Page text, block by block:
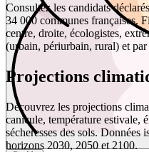
Consultez les candidats
34 000 communes françaises.
centre, droite, écologistes,
(urbain, périurbain, rural) et
Projections
Découvrez les projections
canicule, température estivale,
sécheresses des sols.
horizons 2030, 2050 et 2100.